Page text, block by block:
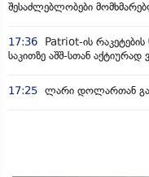
შესაძლებლობები
17:36
Patriot-ის რაკეტების
საკითზე აშშ-სთან აქტიურად
17:25 ლარი დოლართან